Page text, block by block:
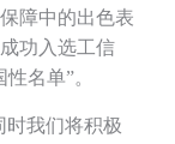
障中的出色表
功入选工信
名单”。
时我们将积极